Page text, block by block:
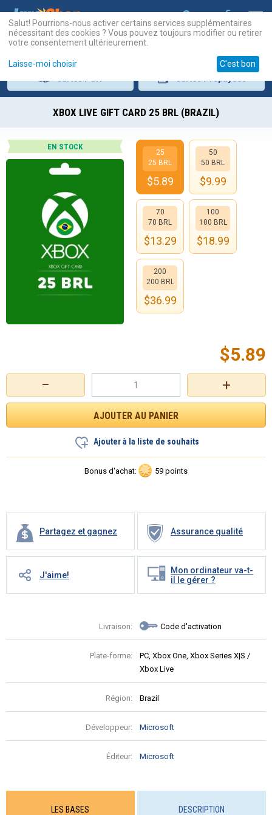
XBOX LIVE GIFT CARD 25 BRL (BRAZIL)
EN STOCK
+
−
$5.89
Ajouter à la liste de souhaits
Bonus d'achat: 59 points
Partagez et gagnez Assurance qualité
J'aime!
Mon ordinateur va-t-
il le gérer ?
Livraison: Code d'activation
Plate-forme:
PC, Xbox One, Xbox Series X|S /
Xbox Live
Région: Brazil
Développeur: Microsoft
Éditeur: Microsoft
25
25 BRL
$5.89
50
50 BRL
$9.99
70
70 BRL
$13.29
100
100 BRL
$18.99
200
200 BRL
$36.99
LES BASES DESCRIPTION
Salut! Pourrions-nous activer certains services supplémentaires
nécessitant des cookies ? Vous pouvez toujours modifier ou retirer
votre consentement ultérieurement.
Laisse-moi choisir C'est bon